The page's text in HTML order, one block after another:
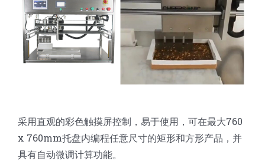
三角蛋糕切割机
条状奶酪切片
挤出奶酪切片
三明治切割机
寿司切割机
常温面团切割
冷冻面团切割
糕点/糖果
牛轧糖切割
谷物棒切割
宠物食品
采用直观的彩色触摸屏控制，易于使用，可在最大760
x 760mm托盘内编程任意尺寸的矩形和方形产品，并
具有自动微调计算功能。